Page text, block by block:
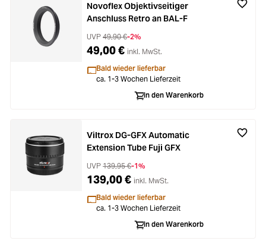
Novoflex Objektivseitiger
Anschluss Retro an BAL-F
UVP 49,90 €-2%
49,00 € inkl. MwSt.
Bald wieder lieferbar
ca. 1-3 Wochen Lieferzeit
In den Warenkorb
Viltrox DG-GFX Automatic
Extension Tube Fuji GFX
UVP 139,95 €-1%
139,00 € inkl. MwSt.
Bald wieder lieferbar
ca. 1-3 Wochen Lieferzeit
In den Warenkorb